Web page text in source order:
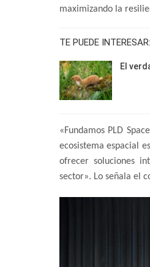
maximizando la
TE PUEDE INTERESAR:
El
«Fundamos PLD
ecosistema espacial
ofrecer soluciones
sector». Lo señala el